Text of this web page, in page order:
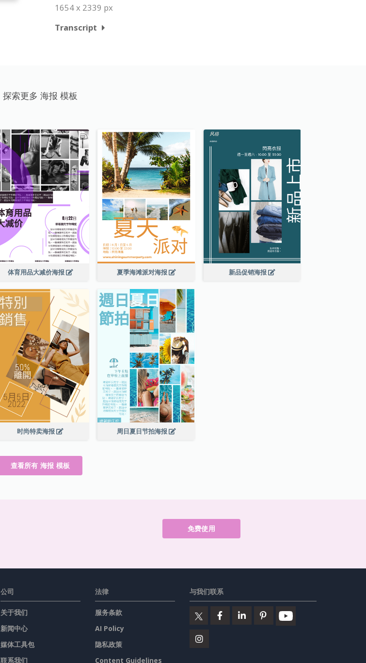
1654 x 2339 px
Transcript
探索更多 海报 模板
体育用品大减价海报 夏季海滩派对海报 新品促销海报
时尚特卖海报 周日夏日节拍海报
查看所有 海报 模板
免费使用
公司
关于我们
新闻中心
媒体工具包
联系我们
法律
服务条款
AI Policy
隐私政策
Content Guidelines
与我们联系